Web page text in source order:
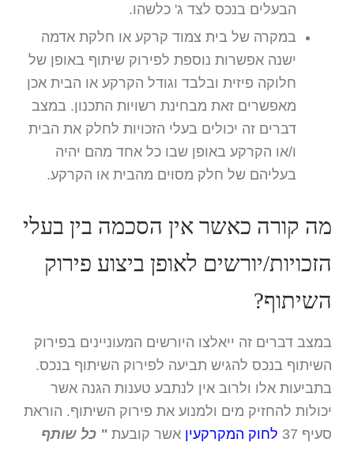
הבעלים בנכס לצד ג' כלשהו.
במקרה של בית צמוד קרקע או חלקת אדמה
ישנה אפשרות נוספת לפירוק שיתוף באופן של
חלוקה פיזית ובלבד וגודל הקרקע או הבית אכן
מאפשרים זאת מבחינת רשויות התכנון. במצב
דברים זה יכולים בעלי הזכויות לחלק את הבית
ו/או הקרקע באופן שבו כל אחד מהם יהיה
בעליהם של חלק מסוים מהבית או הקרקע.
מה קורה כאשר אין הסכמה בין בעלי
הזכויות/יורשים לאופן ביצוע פירוק
השיתוף?
במצב דברים זה ייאלצו היורשים המעוניינים בפירוק
השיתוף בנכס להגיש תביעה לפירוק השיתוף בנכס.
בתביעות אלו ולרוב אין לנתבע טענות הגנה אשר
יכולות להחזיק מים ולמנוע את פירוק השיתוף. הוראת
סעיף 37
לחוק המקרקעין אשר קובעת " כל שותף